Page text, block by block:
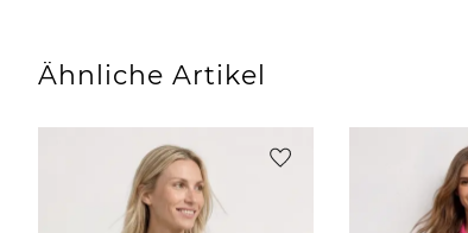
Ähnliche Artikel